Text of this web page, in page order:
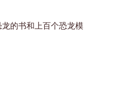
的书和上百个恐龙模